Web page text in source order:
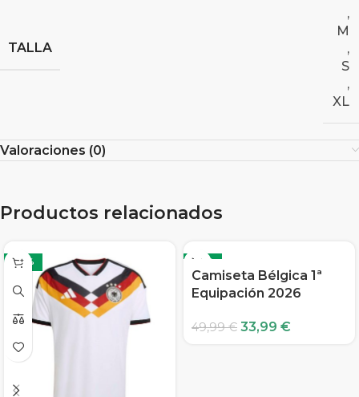
TALLA
,
M
,
S
,
XL
Valoraciones (0)
Productos relacionados
-32% -32%
Camiseta Bélgica 1ª
Equipación 2026
49,99€ 33,99 €